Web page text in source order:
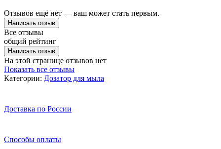
Отзывов ещё нет — ваш может стать первым.
Написать отзыв
Все отзывы
общий рейтинг
Написать отзыв
На этой странице отзывов нет
Показать все отзывы
Категории: Дозатор для мыла
Доставка по России
Способы оплаты